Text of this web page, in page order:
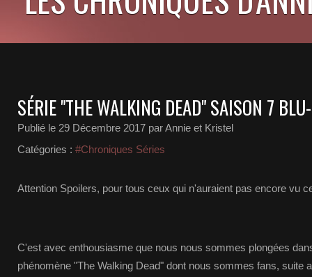
SÉRIE "THE WALKING DEAD" SAISON 7
Publié le 29 Décembre 2017 par Annie et Kristel
Catégories : #Chroniques Séries
Attention Spoilers, pour tous ceux qui n'auraient pas encore vu
C'est avec enthousiasme que nous nous sommes plongées
phénomène "The Walking Dead" dont nous sommes fans, suite